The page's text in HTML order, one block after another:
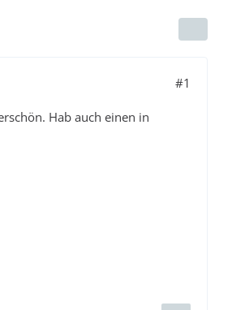
#1
Hab auch einen in